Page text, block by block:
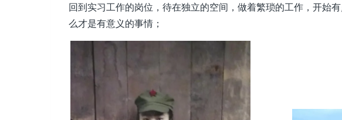
回到实习工作的岗位，待在独立的空间，做着繁琐的工作，开始
么才是有意义的事情；